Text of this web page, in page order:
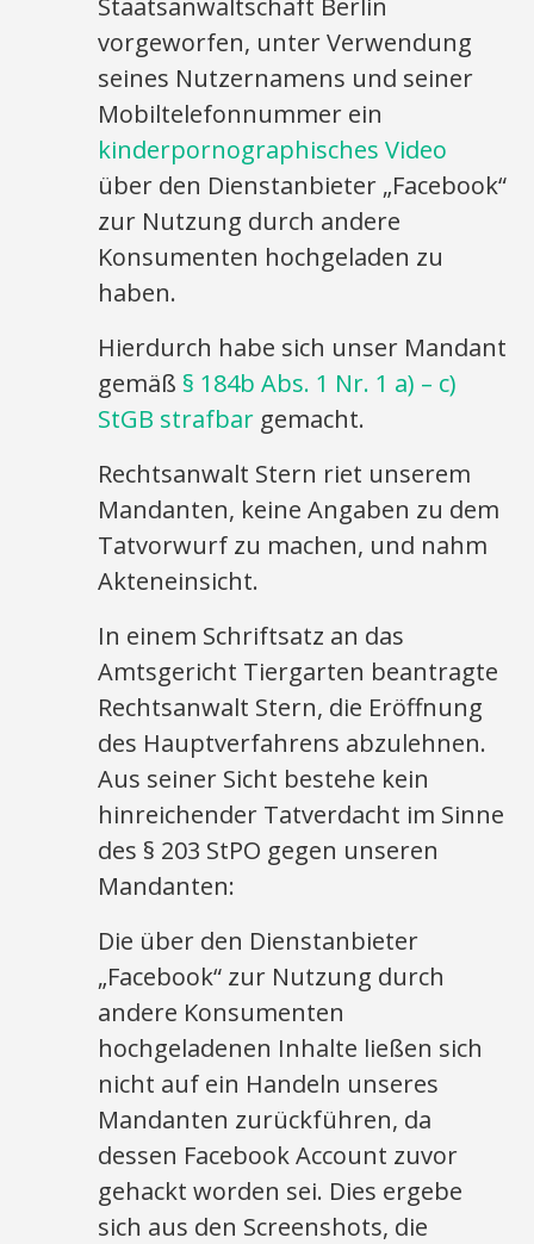
Staatsanwaltschaft Berlin
vorgeworfen, unter Verwendung
seines Nutzernamens und seiner
Mobiltelefonnummer ein
kinderpornographisches Video
über den Dienstanbieter „Facebook“
zur Nutzung durch andere
Konsumenten hochgeladen zu
haben.
Hierdurch habe sich unser Mandant
gemäß § 184b Abs. 1 Nr. 1 a) – c)
StGB strafbar gemacht.
Rechtsanwalt Stern riet unserem
Mandanten, keine Angaben zu dem
Tatvorwurf zu machen, und nahm
Akteneinsicht.
In einem Schriftsatz an das
Amtsgericht Tiergarten beantragte
Rechtsanwalt Stern, die Eröffnung
des Hauptverfahrens abzulehnen.
Aus seiner Sicht bestehe kein
hinreichender Tatverdacht im Sinne
des § 203 StPO gegen unseren
Mandanten:
Die über den Dienstanbieter
„Facebook“ zur Nutzung durch
andere Konsumenten
hochgeladenen Inhalte ließen sich
nicht auf ein Handeln unseres
Mandanten zurückführen, da
dessen Facebook Account zuvor
gehackt worden sei. Dies ergebe
sich aus den Screenshots, die